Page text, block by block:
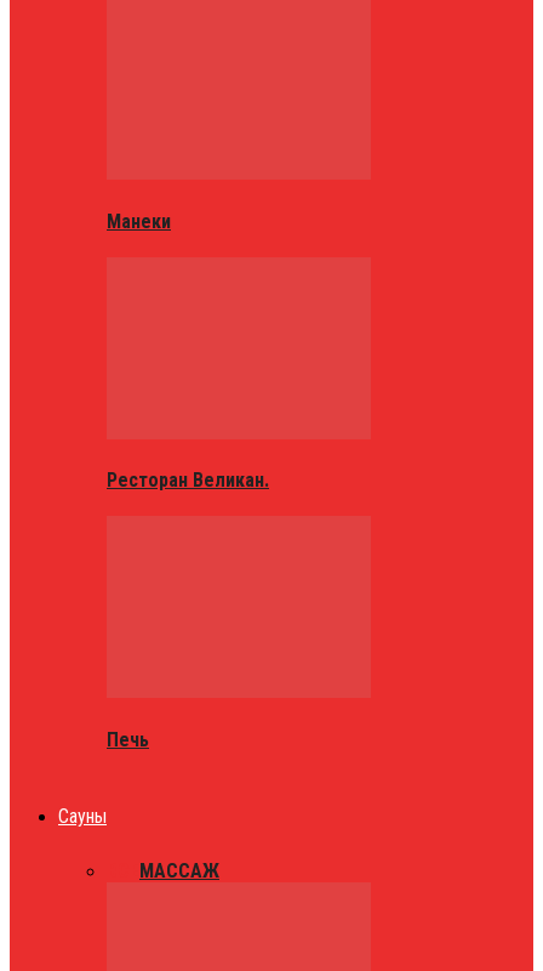
Манеки
Ресторан Великан.
Печь
Сауны
МАССАЖ